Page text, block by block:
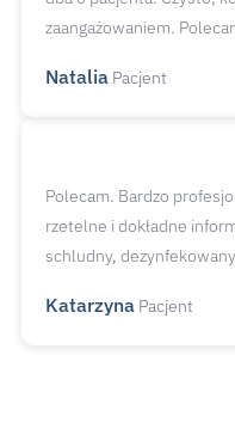
zaangażowaniem.
Natalia Pacjent
Polecam. Bardzo
rzetelne i dokładne
schludny,
Katarzyna Pacjent